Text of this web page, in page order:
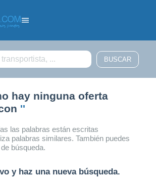
hay ninguna oferta
''
las palabras están escritas
palabras similares. También puedes
búsqueda.
y haz una nueva búsqueda.